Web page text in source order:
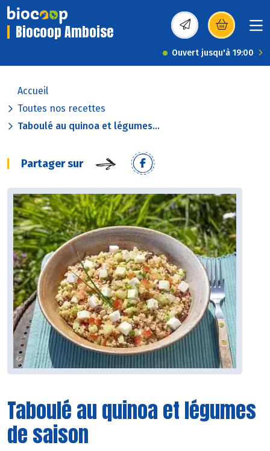
Biocoop Amboise (s’ouvre dans une
Ouvert jusqu'à 19:00
Accueil
Toutes nos recettes
Taboulé au quinoa et légumes...
Partager sur
Taboulé au quinoa et légumes
de saison